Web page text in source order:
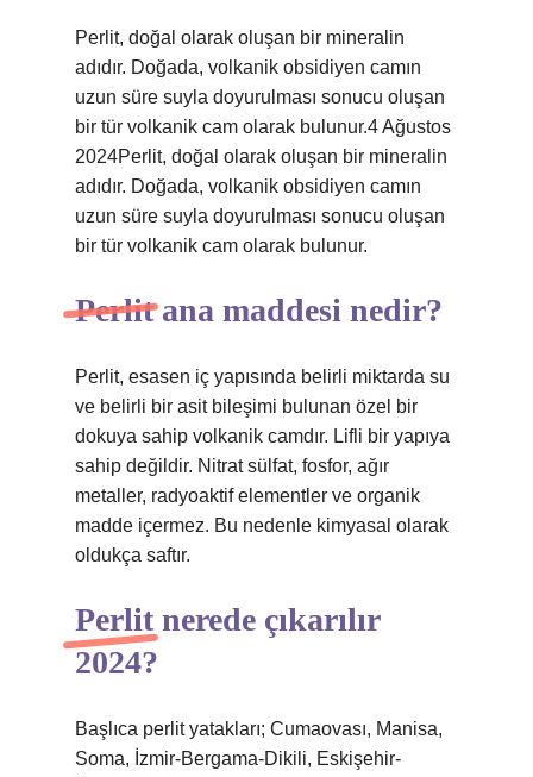
Perlit, doğal olarak oluşan bir mineralin
adıdır. Doğada, volkanik obsidiyen camın
uzun süre suyla doyurulması sonucu oluşan
bir tür volkanik cam olarak bulunur.4 Ağustos
2024Perlit, doğal olarak oluşan bir mineralin
adıdır. Doğada, volkanik obsidiyen camın
uzun süre suyla doyurulması sonucu oluşan
bir tür volkanik cam olarak bulunur.
Perlit ana maddesi nedir?
Perlit, esasen iç yapısında belirli miktarda su
ve belirli bir asit bileşimi bulunan özel bir
dokuya sahip volkanik camdır. Lifli bir yapıya
sahip değildir. Nitrat sülfat, fosfor, ağır
metaller, radyoaktif elementler ve organik
madde içermez. Bu nedenle kimyasal olarak
oldukça saftır.
Perlit nerede çıkarılır
2024?
Başlıca perlit yatakları; Cumaovası, Manisa,
Soma, İzmir-Bergama-Dikili, Eskişehir-